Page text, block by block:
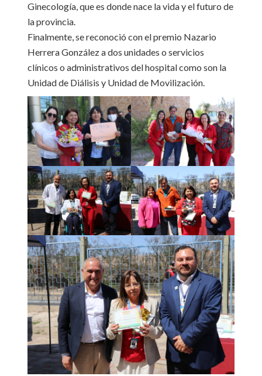
Ginecología, que es donde nace la vida y el futuro de
la provincia.
Finalmente, se reconoció con el premio Nazario
Herrera González a dos unidades o servicios
clínicos o administrativos del hospital como son la
Unidad de Diálisis y Unidad de Movilización.